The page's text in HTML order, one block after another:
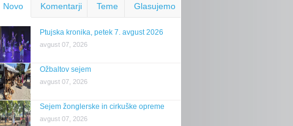
Novo Komentarji Teme Glasujemo
Ptujska kronika, petek 7. avgust 2026
avgust 07, 2026
Ožbaltov sejem
avgust 07, 2026
Sejem žonglerske in cirkuške opreme
avgust 07, 2026